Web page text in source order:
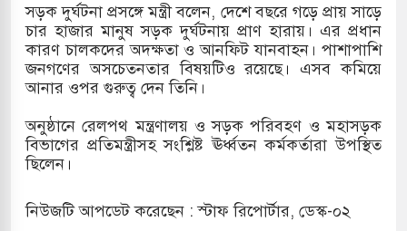
সড়ক দুর্ঘটনা প্রসঙ্গে মন্ত্রী বলেন, দেশে বছরে গড়ে প্রায় সাড়ে
চার হাজার মানুষ সড়ক দুর্ঘটনায় প্রাণ হারায়। এর প্রধান
কারণ চালকদের অদক্ষতা ও আনফিট যানবাহন। পাশাপাশি
জনগণের অসচেতনতার বিষয়টিও রয়েছে। এসব কমিয়ে
আনার ওপর গুরুত্ব দেন তিনি।
অনুষ্ঠানে রেলপথ মন্ত্রণালয় ও সড়ক পরিবহণ ও মহাসড়ক
বিভাগের প্রতিমন্ত্রীসহ সংশ্লিষ্ট ঊর্ধ্বতন কর্মকর্তারা উপস্থিত
ছিলেন।
নিউজটি আপডেট করেছেন : স্টাফ রিপোর্টার, ডেস্ক-০২